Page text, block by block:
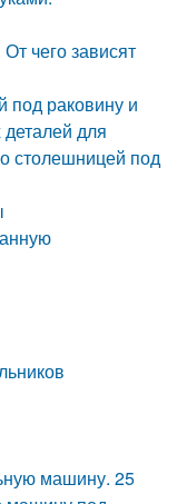
чего зависят
под раковину и
для
столешницей под
машину. 25